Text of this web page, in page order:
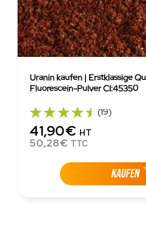
Uranin kaufen | Erstklassige
Fluorescein-Pulver CI:45350
(19)
41,90€ HT
50,28€ TTC
KAUFEN